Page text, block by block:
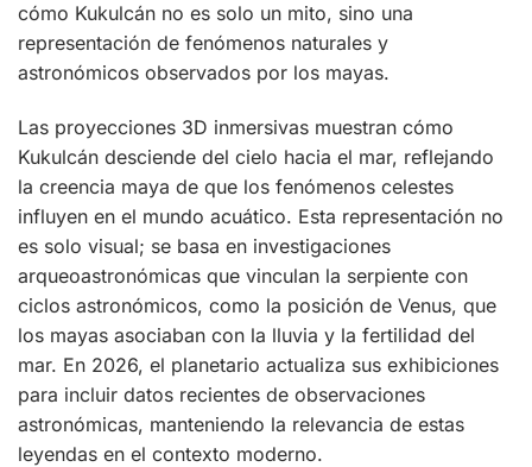
cómo Kukulcán no es solo un mito, sino una
representación de fenómenos naturales y
astronómicos observados por los mayas.
Las proyecciones 3D inmersivas muestran cómo
Kukulcán desciende del cielo hacia el mar, reflejando
la creencia maya de que los fenómenos celestes
influyen en el mundo acuático. Esta representación no
es solo visual; se basa en investigaciones
arqueoastronómicas que vinculan la serpiente con
ciclos astronómicos, como la posición de Venus, que
los mayas asociaban con la lluvia y la fertilidad del
mar. En 2026, el planetario actualiza sus exhibiciones
para incluir datos recientes de observaciones
astronómicas, manteniendo la relevancia de estas
leyendas en el contexto moderno.